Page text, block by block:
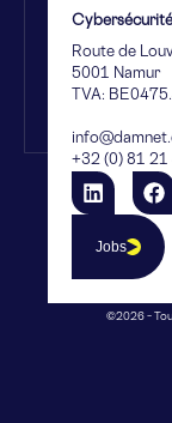
Cybersécurité
Route de
5001 Namur
TVA:
+32 (0) 81 21
Jobs
© 2026 –